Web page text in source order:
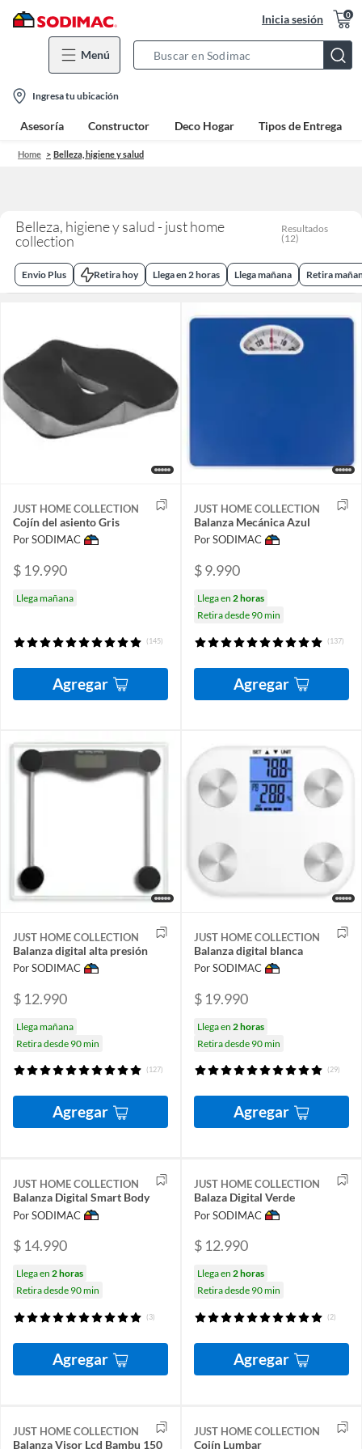
Inicia sesión 0
Menú
Bar
location-
icon
Ingresa tu ubicación
Asesoría Constructor Deco Hogar Tipos de Entrega
Home Belleza, higiene y salud
Belleza, higiene y salud - just home
collection
Resultados
(12)
Envio Plus Retira hoy Llega en 2 horas Llega mañana Retira
JUST HOME COLLECTION
Cojín del asiento Gris
Por SODIMAC
$ 19.990
Llega mañana
(145)
Agregar
JUST HOME COLLECTION
Balanza Mecánica Azul
Por SODIMAC
$ 9.990
Llega en 2 horas
Retira desde 90 min
(137)
Agregar
JUST HOME COLLECTION
Balanza digital alta presión
Por SODIMAC
$ 12.990
Llega mañana
Retira desde 90 min
(127)
Agregar
JUST HOME COLLECTION
Balanza digital blanca
Por SODIMAC
$ 19.990
Llega en 2 horas
Retira desde 90 min
(29)
Agregar
JUST HOME COLLECTION
Balanza Digital Smart Body
Por SODIMAC
$ 14.990
Llega en 2 horas
Retira desde 90 min
(3)
Agregar
JUST HOME COLLECTION
Balaza Digital Verde
Por SODIMAC
$ 12.990
Llega en 2 horas
Retira desde 90 min
(2)
Agregar
JUST HOME COLLECTION
Balanza Visor Lcd Bambu 150
JUST HOME COLLECTION
Cojín Lumbar